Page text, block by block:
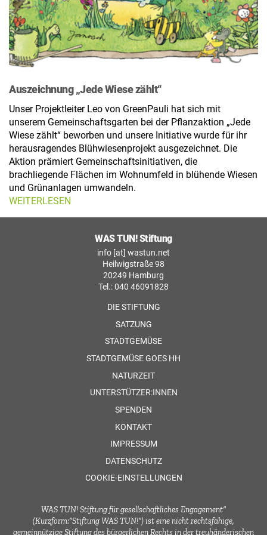
Auszeichnung „Jede Wiese zählt“
Unser Projektleiter Leo von GreenPauli hat sich mit
unserem Gemeinschaftsgarten bei der Pflanzaktion „Jede
Wiese zählt“ beworben und unsere Initiative wurde für ihr
herausragendes Blühwiesenprojekt ausgezeichnet. Die
Aktion prämiert Gemeinschaftsinitiativen, die
brachliegende Flächen im Wohnumfeld in blühende Wiesen
und Grünanlagen umwandeln.
WEITERLESEN
WAS TUN! Stiftung
info [at] wastun.net
Heilwigstraße 98
20249 Hamburg
Tel.: 040 46091828
DIE STIFTUNG
SATZUNG
STADTGEMÜSE
STADTGEMÜSE GOES HH
NATURZEIT
UNTERSTÜTZER:INNEN
SPENDEN
KONTAKT
IMPRESSUM
DATENSCHUTZ
COOKIE-EINSTELLUNGEN
WAS TUN! Stiftung für gesellschaftliches Engagement“
(Kurzform:“Stiftung WAS TUN!“) ist eine nicht rechtsfähige,
gemeinnützige Stiftung des bürgerlichen Rechts in der treuhänderischen